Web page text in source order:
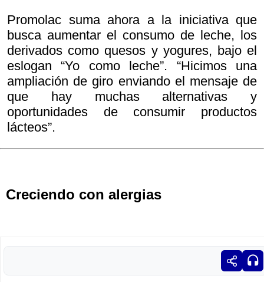
Promolac suma ahora a la iniciativa que
busca aumentar el consumo de leche, los
derivados como quesos y yogures, bajo el
eslogan “Yo como leche”. “Hicimos una
ampliación de giro enviando el mensaje de
que hay muchas alternativas y
oportunidades de consumir productos
lácteos”.
Creciendo con alergias